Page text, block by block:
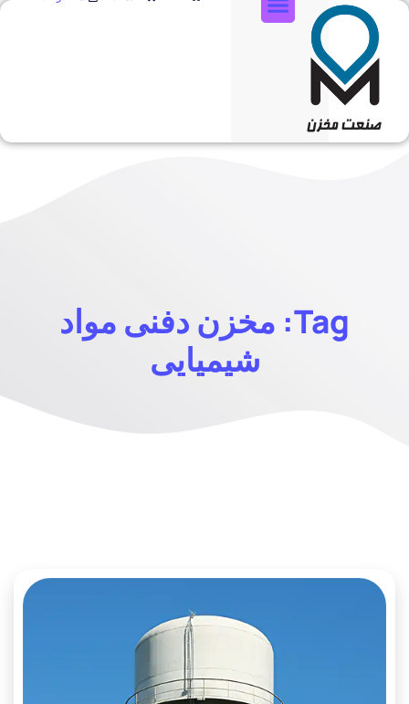
Tag: مخزن دفنی مواد
شیمیایی